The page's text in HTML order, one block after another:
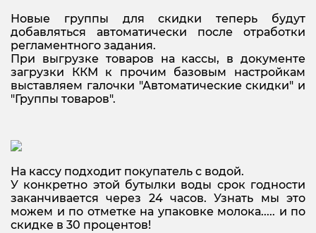
Новые группы для скидки теперь будут
добавляться автоматически после отработки
регламентного задания.
При выгрузке товаров на кассы, в документе
загрузки ККМ к прочим базовым настройкам
выставляем галочки "Автоматические скидки" и
"Группы товаров".
На кассу подходит покупатель с водой.
У конкретно этой бутылки воды срок годности
заканчивается через 24 часов. Узнать мы это
можем и по отметке на упаковке молока..... и по
скидке в 30 процентов!